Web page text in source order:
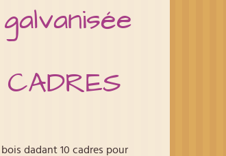
dadant 10 cadres pour